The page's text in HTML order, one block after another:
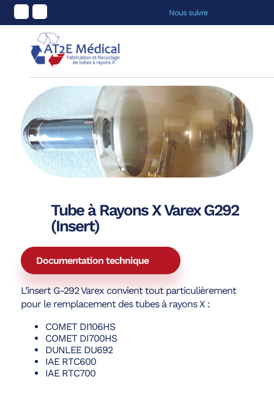
Nous suivre
Tube à Rayons X Varex G292
(Insert)
Documentation technique
L’insert G-292 Varex convient tout particulièrement
pour le remplacement des tubes à rayons X :
COMET DI106HS
COMET DI700HS
DUNLEE DU692
IAE RTC600
IAE RTC700